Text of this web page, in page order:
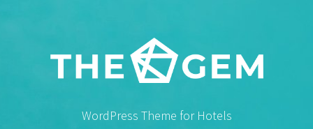
WordPress Theme for Hotels